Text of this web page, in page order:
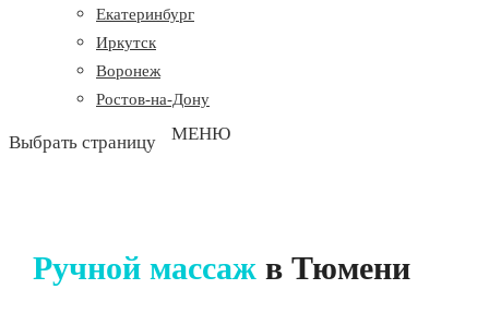
Екатеринбург
Иркутск
Воронеж
Ростов-на-Дону
Выбрать страницу
Ручной массаж в Тюмени